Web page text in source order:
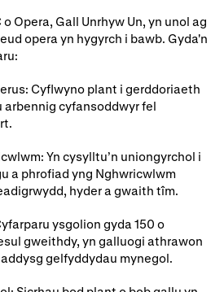
Opera, Gall Unrhyw Un, yn unol ag
opera yn hygyrch i bawb. Gyda'n
Cyflwyno plant i gerddoriaeth
arbennig cyfansoddwyr fel
Yn cysylltu’n uniongyrchol i
a phrofiad yng Nghwricwlwm
hyder a gwaith tîm.
ysgolion gyda 150 o
gweithdy, yn galluogi athrawon
gelfyddydau mynegol.